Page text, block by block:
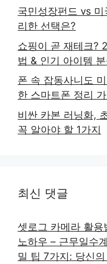
국민성장펀드 vs
리한 선택은?
쇼핑이 곧 재테크?
법 & 인기 아이템 분
폰 속 잡동사니도
한 스마트폰 정리
비싼 카본 러닝화,
꼭 알아야 할 1가지
최신 댓글
셋로그 카메라 활
노하우 – 근무일수
밀 팁 7가지: 당신